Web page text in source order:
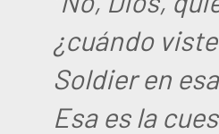
¿cuándo
Soldier en
Esa es la